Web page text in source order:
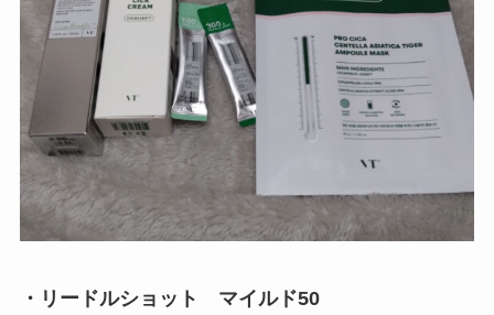
・リードルショット マイルド50